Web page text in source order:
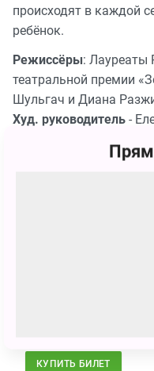
происходят в каждой
ребёнок.
Режиссёры: Лауреаты
театральной премии
Шульгач и Диана
Худ. руководитель -
-
: Екатерина
КУПИТЬ БИЛЕТ